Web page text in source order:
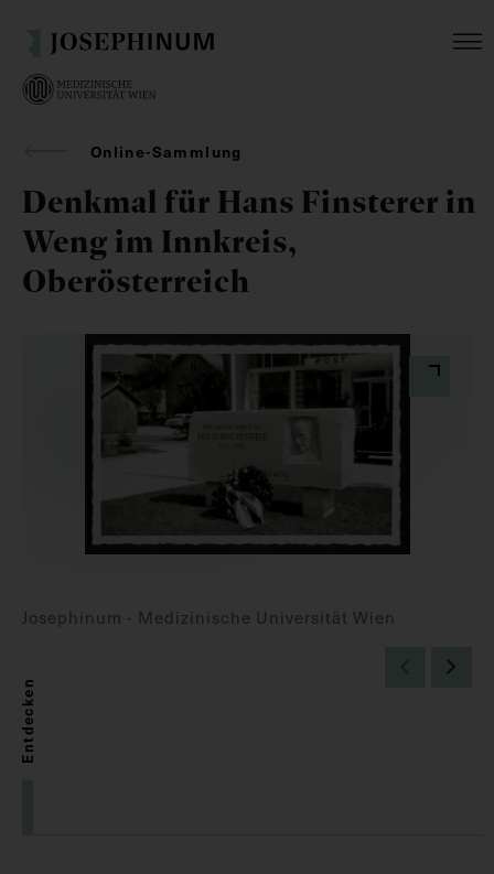
Online-Sammlung
Denkmal für Hans Finsterer in
Weng im Innkreis,
Oberösterreich
Josephinum - Medizinische Universität Wien
Entdecken